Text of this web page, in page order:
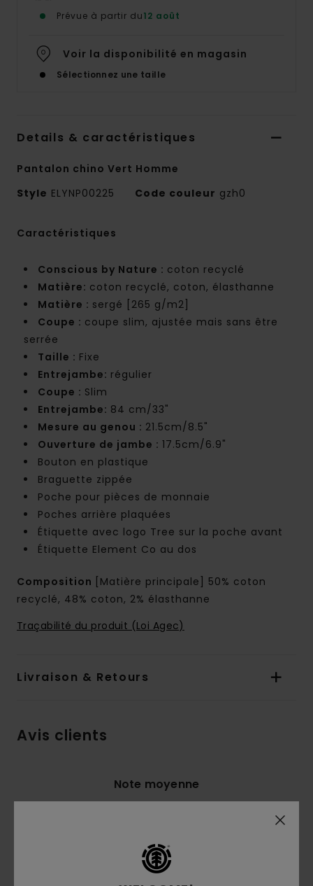
Prévue à partir du12 août
Voir la disponibilité en magasin
Sélectionnez une taille
Details & caractéristiques
Pantalon chino Vert Homme
Style ELYNP00225 Code couleur gzh0
Caractéristiques
Conscious by Nature : coton recyclé
Matière: coton recyclé, coton, élasthanne
Matière : sergé [265 g/m2]
Coupe : coupe slim, ajustée mais sans être
serrée
Taille : Fixe
Entrejambe: régulier
Coupe : Slim
Entrejambe: 84 cm/33"
Mesure au genou : 21.5cm/8.5"
Ouverture de jambe : 17.5cm/6.9"
Bouton en plastique
Braguette zippée
Poche pour pièces de monnaie
Poches arrière plaquées
Étiquette avec logo Tree sur la poche avant
Étiquette Element Co au dos
Composition
[Matière principale] 50% coton
recyclé, 48% coton, 2% élasthanne
Traçabilité du produit (Loi Agec)
Livraison & Retours
Avis clients
Note moyenne
4.8
4 avis vérifiés